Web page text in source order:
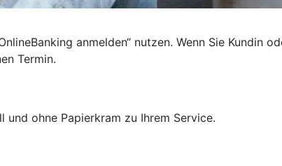
anmelden“ nutzen. Wenn Sie Kundin
Termin.
und ohne Papierkram zu Ihrem Service.